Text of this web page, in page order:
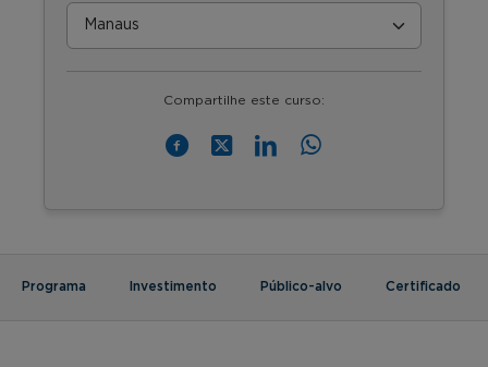
Compartilhe este curso:
Programa Investimento Público-alvo Certificado